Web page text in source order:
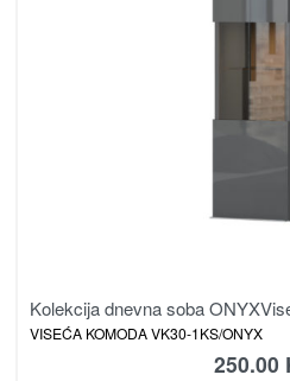
Kolekcija dnevna soba ONYX
VISEĆA KOMODA VK30-1KS/ONYX
250.00